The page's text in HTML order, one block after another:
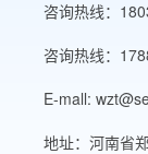
咨询热线：
咨询热线：
E-mall:
地址：河南省